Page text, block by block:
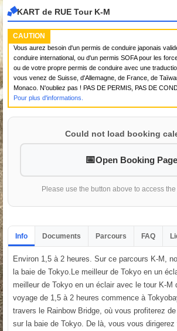
KART de RUE Tour K-M
CAUTION
Vous aurez besoin d'un permis de conduire japonais
conduire international, ou d'un permis SOFA pour les
ou de votre propre permis de conduire avec une
vous venez de Suisse, d'Allemagne, de France, de
Monaco. N'oubliez pas ! PAS DE PERMIS, PAS DE
Pour plus d'informations.
Could not load booking
Open Booking Page
Please use the button above to access
Info Documents Parcours FAQ
Environ 1,5 à 2 heures. Sur ce parcours K-M,
la baie de Tokyo.Le meilleur de Tokyo en un
meilleur de Tokyo en un éclair avec le tour K-M
voyage de 1,5 à 2 heures commence à
travers le Rainbow Bridge, où vous profiterez
sur la baie de Tokyo. De là, vous vous dirigerez